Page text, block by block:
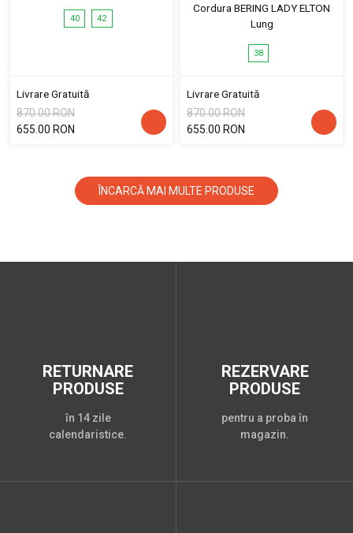
40 42
Livrare Gratuită
870.00 RON
655.00 RON
Cordura BERING LADY ELTON
Lung
38
Livrare Gratuită
870.00 RON
655.00 RON
ÎNCARCĂ MAI MULTE PRODUSE
RETURNARE
PRODUSE
în 14 zile
calendaristice.
REZERVARE
PRODUSE
pentru a proba în
magazin.